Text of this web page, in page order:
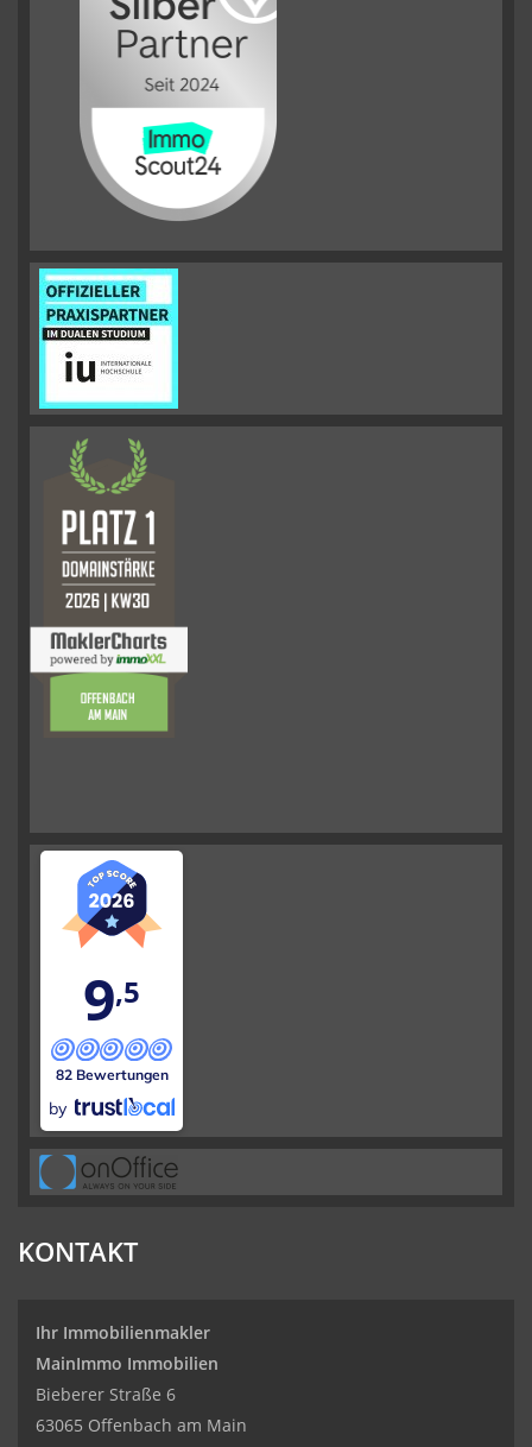
9,5
82 Bewertungen
by
KONTAKT
Ihr Immobilienmakler
MainImmo Immobilien
Bieberer Straße 6
63065 Offenbach am Main